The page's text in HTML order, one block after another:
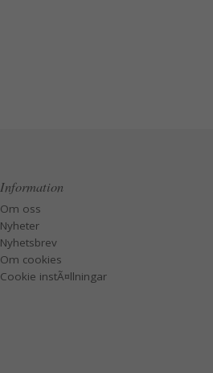
Information
Om oss
Nyheter
Nyhetsbrev
Om cookies
Cookie instÃ¤llningar